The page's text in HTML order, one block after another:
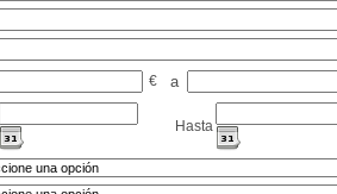
€ a
Hasta